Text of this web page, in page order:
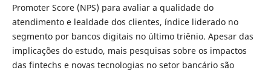
Promoter Score (NPS) para avaliar a qualidade do
atendimento e lealdade dos clientes, índice liderado no
segmento por bancos digitais no último triênio. Apesar das
implicações do estudo, mais pesquisas sobre os impactos
das fintechs e novas tecnologias no setor bancário são